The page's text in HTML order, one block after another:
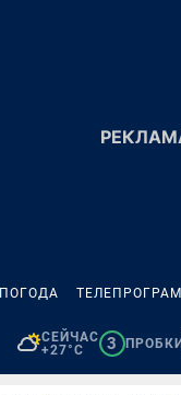
ПОГОДА
СЕЙЧАС
+27°C
3 ПРОБКИ